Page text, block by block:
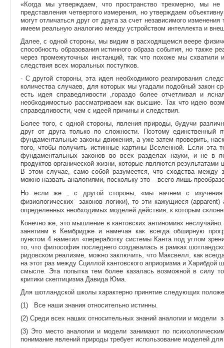
«Когда мы утверждаем, что пространство трехмерно, мы
представления четвертого измерения, но утверждаем
могут отличаться друг от друга за счет независимого
имеем реальную аналогию между устройством интеллекта и
Далее, с одной стороны, мы видим в расходящемся веере
способность образования истинного образа события, но также
через промежуточных инстанций, так что похоже мы схватили
следствия всех моральных поступков.
- С другой стороны, эта идея необходимого реагирования
количества случаев, для которых мы угадали подобный закон
есть идея справедливости ,гораздо более отчетливая и
необходимостью рассматриваем как высшие. Так что идею
справедливости, чем с идеей причины и следствия.
Более того, с одной стороны, явления природы, будучи
друг от друга только по сложности. Поэтому единственный
фундаментальные законы движения, а уже затем проверить,
того, чтобы получить истинные картины Вселенной. Если эта
фундаментальных законов во всех разделах науки, и не в
продуктов органической жизни, которые являются
В этом случае, само собой разумеется, что сходства между
можно назвать аналогиями, поскольку это – всего лишь
Но если же , с другой стороны,«мы начнем с изучения
физиологических законов логики), то эти кажущиеся (apparent)
определенных необходимых моделей действия, к которым
Конечно же, это мышление в кантовских антиномиях
занятиям в Кембридже и намечая как всегда обширную
пунктом 4 наметил «переработку системы Канта под углом
то, что философия последнего создавалась в рамках
ридовском реализме, можно заключить, что Максвелл, как
на этот раз между Сциллой кантовского априоризма и Харибдой
смысле. Эта попытка тем более казалась возможной в силу
критики скептицизма Давида Юма.
Для шотландской школы характерно принятие следующих
(1) Все наши знания относительно истинны.
(2) Среди всех наших относительных знаний аналогии и модели
(3) Это место аналогии и модели занимают по
понимание явлений природы требует использование моделей